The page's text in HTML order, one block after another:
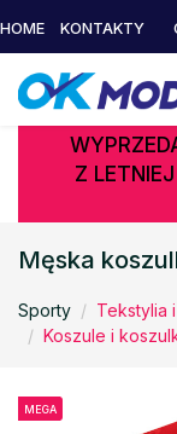
HOME KONTAKTY
Z
Męska
Sporty
Tekstylia
Koszule i
MEGA